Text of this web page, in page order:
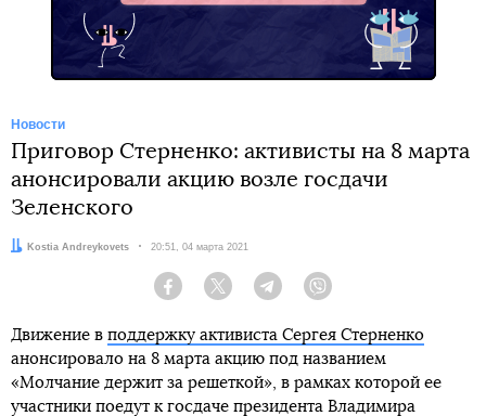
Новости
Приговор Стерненко: активисты на 8 марта
анонсировали акцию возле госдачи
Зеленского
Автор:Kostia Andreykovets Дата:
20:51, 04 марта 2021
Facebook Twitter Telegram
Движение в поддержку активиста Сергея Стерненко
анонсировало на 8 марта акцию под названием
«Молчание держит за решеткой», в рамках которой ее
участники поедут к госдаче президента Владимира